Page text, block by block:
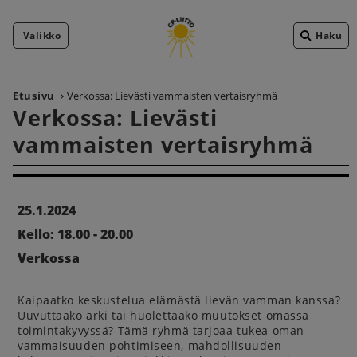
Valikko Haku
Etusivu Verkossa: Lievästi vammaisten vertaisryhmä
Verkossa: Lievästi
vammaisten vertaisryhmä
25.1.2024
Kello: 18.00 - 20.00
Verkossa
Kaipaatko keskustelua elämästä lievän vamman kanssa?
Uuvuttaako arki tai huolettaako muutokset omassa
toimintakyvyssä? Tämä ryhmä tarjoaa tukea oman
vammaisuuden pohtimiseen, mahdollisuuden